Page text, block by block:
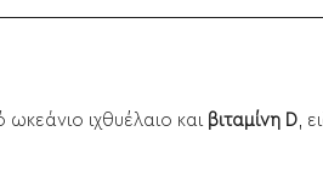
ιχθυέλαιο και βιταμίνη D ,